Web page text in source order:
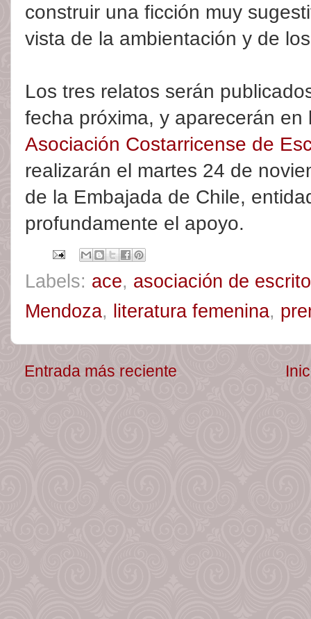
construir una ficción muy
vista de la ambientación y de
Los tres relatos serán
fecha próxima, y aparecerán
Asociación Costarricense de
realizarán el martes 24 de
de la Embajada de Chile,
profundamente el apoyo.
Labels: ace, asociación de
Mendoza, literatura femenina,
Entrada más reciente